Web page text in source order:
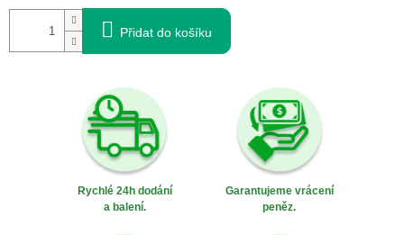
Přidat do košíku
Rychlé 24h dodání
a balení.
Garantujeme vrácení
peněz.